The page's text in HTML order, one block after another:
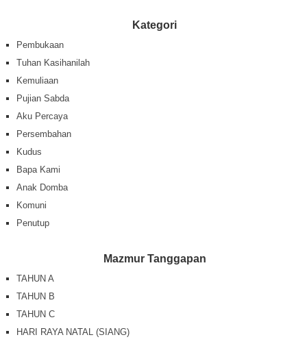
Kategori
Pembukaan
Tuhan Kasihanilah
Kemuliaan
Pujian Sabda
Aku Percaya
Persembahan
Kudus
Bapa Kami
Anak Domba
Komuni
Penutup
Mazmur Tanggapan
TAHUN A
TAHUN B
TAHUN C
HARI RAYA NATAL (SIANG)